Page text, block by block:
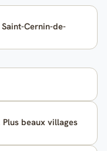
Cernin-de-
beaux villages